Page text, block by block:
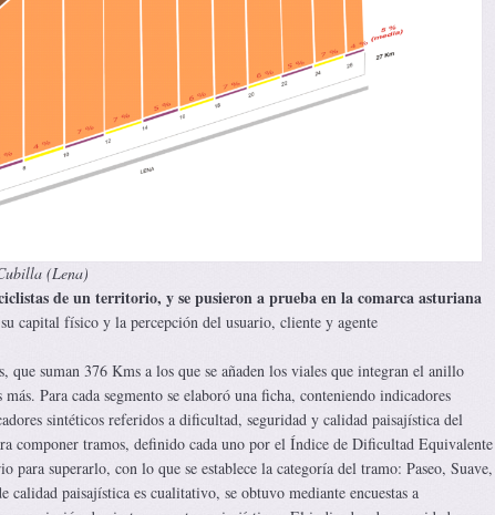
(Lena)
de un territorio, y se pusieron a prueba en la comarca asturiana
capital físico y la percepción del usuario, cliente y agente
que suman 376 Kms a los que se añaden los viales que integran el anillo
Para cada segmento se elaboró una ficha, conteniendo indicadores
sintéticos referidos a dificultad, seguridad y calidad paisajística del
componer tramos, definido cada uno por el Índice de Dificultad Equivalente
para superarlo, con lo que se establece la categoría del tramo: Paseo, Suave,
paisajística es cualitativo, se obtuvo mediante encuestas a